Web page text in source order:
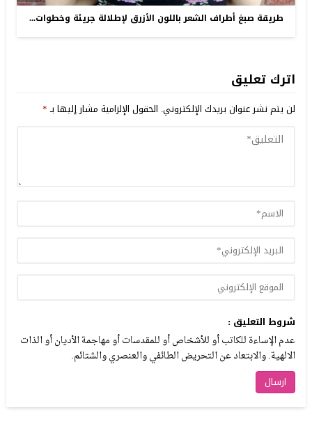
طريقة صبغ أطراف الشعر باللون الأزرق لإطلالة جريئة وخطوات...
اترك تعليق
لن يتم نشر عنوان بريدك الإلكتروني. الحقول الإلزامية مشار إليها بـ*
شروط التعليق :
عدم الإساءة للكاتب أو للأشخاص أو للمقدسات أو مهاجمة الأديان أو الذات
الالهية. والابتعاد عن التحريض الطائفي والعنصري والشتائم.